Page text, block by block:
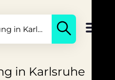
in Karlsruhe